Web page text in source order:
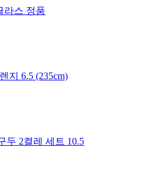
라스 정품
지 6.5 (235cm)
두 2켤레 세트 10.5